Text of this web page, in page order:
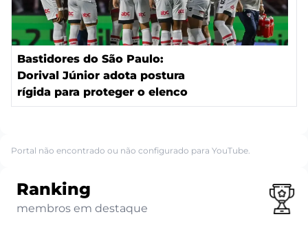
Bastidores do São Paulo:
Dorival Júnior adota postura
rígida para proteger o elenco
Portal não encontrado ou não configurado para YouTube.
Ranking
membros em destaque